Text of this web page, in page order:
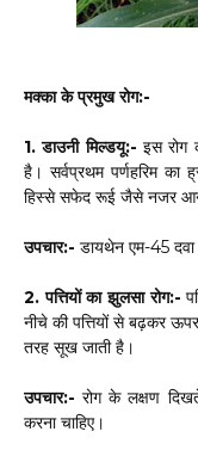
मक्का के प्रमुख रोग:-
1. डाउनी मिल्डयू:- इस रोग
है। सर्वप्रथम पर्णहरिम का
हिस्से सफेद रूई जैसे नजर आने
उपचार:- डायथेन एम-45
2. पत्तियों का झुलसा रोग:-
नीचे की पत्तियों से बढ़कर ऊपर
तरह सूख जाती है।
उपचार:-रोग के लक्षण
करना चाहिए।